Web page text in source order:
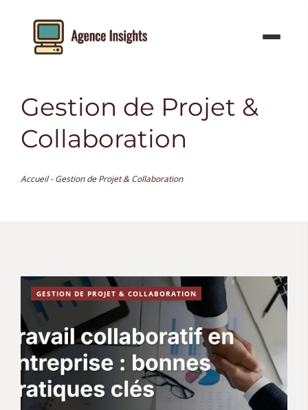
contenu
Gestion de Projet &
Collaboration
Accueil-Gestion de Projet & Collaboration
GESTION DE PROJET & COLLABORATION